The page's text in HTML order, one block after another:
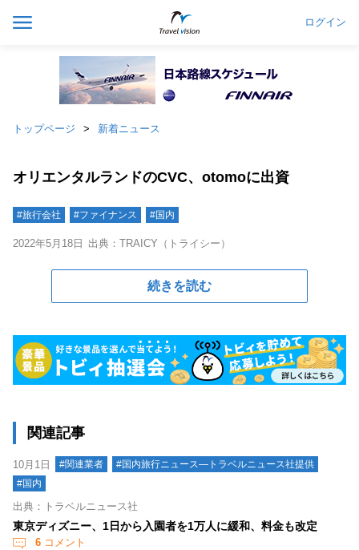
ログイン
トップページ 新着ニュース
オリエンタルランドのCVC、otomoに出資
#旅行会社 #ファイナンス #国内
2022年5月18日 出典：TRAICY（トライシー）
続きを読む
関連記事
10月1日 #関連業者
#国内旅行ニュース―トラベルニュース社提供
#国内
出典：トラベルニュース社
東京ディズニー、1日から入園者を1万人に緩和、料金も改定
6 コメント